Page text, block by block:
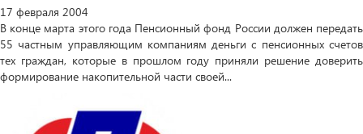
17 февраля 2004
В конце марта этого года Пенсионный фонд России должен передать
55 частным управляющим компаниям деньги с пенсионных счетов
тех граждан, которые в прошлом году приняли решение доверить
формирование накопительной части своей...